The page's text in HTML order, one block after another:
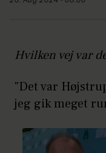
Hvilken vej var
"Det var
jeg gik meget